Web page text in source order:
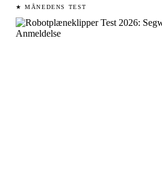
★ MÅNEDENS TEST